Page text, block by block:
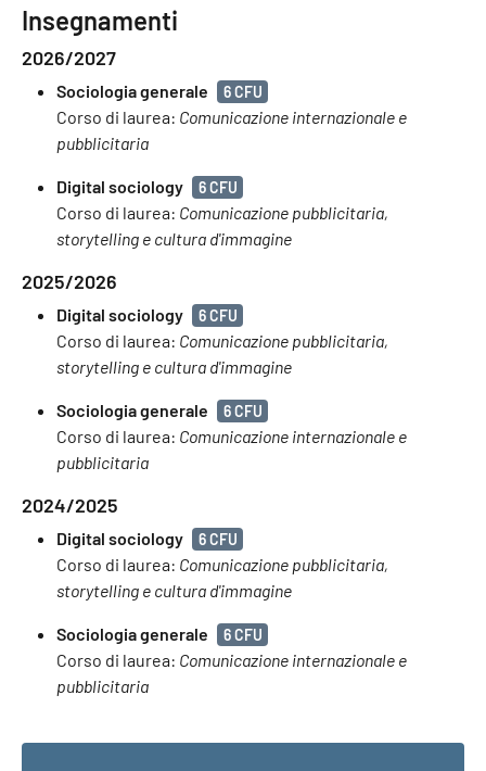
Insegnamenti
2026/2027
Sociologia generale 6 CFU
Corso di laurea: Comunicazione internazionale e
pubblicitaria
Digital sociology 6 CFU
Corso di laurea: Comunicazione pubblicitaria,
storytelling e cultura d'immagine
2025/2026
Digital sociology 6 CFU
Corso di laurea: Comunicazione pubblicitaria,
storytelling e cultura d'immagine
Sociologia generale 6 CFU
Corso di laurea: Comunicazione internazionale e
pubblicitaria
2024/2025
Digital sociology 6 CFU
Corso di laurea: Comunicazione pubblicitaria,
storytelling e cultura d'immagine
Sociologia generale 6 CFU
Corso di laurea: Comunicazione internazionale e
pubblicitaria